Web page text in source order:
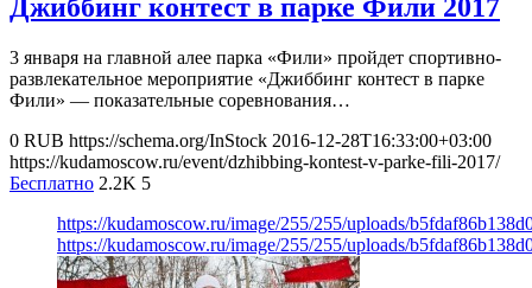
Джиббинг контест в парке Фили 2017
3 января на главной алее парка «Фили» пройдет спортивно-
развлекательное мероприятие «Джиббинг контест в парке
Фили» — показательные соревнования…
0 RUB https://schema.org/InStock 2016-12-28T16:33:00+03:00
https://kudamoscow.ru/event/dzhibbing-kontest-v-parke-fili-2017/
Бесплатно 2.2K 5
https://kudamoscow.ru/image/255/255/uploads/
https://kudamoscow.ru/image/255/255/uploads/